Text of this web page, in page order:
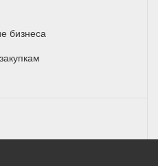
бизнеса